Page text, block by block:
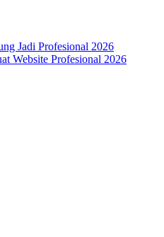
Jadi Profesional 2026
Website Profesional 2026